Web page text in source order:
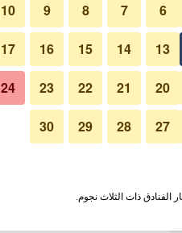
ردهة
صور لـ جراند ماجيستيك هوتل براج
6
7
8
9
10
13
14
15
16
17
20
21
22
23
24
27
28
29
30
الفنادق ذات الثلاث نجوم.